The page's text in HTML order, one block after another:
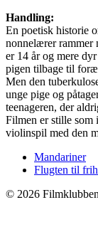
Handling:
En poetisk historie
nonnelærer rammer
er 14 år og mere
pigen tilbage til
Men den
unge pige og
teenageren, der
Filmen er stille som
violinspil med den
Mandariner
Flugten til
© 2026